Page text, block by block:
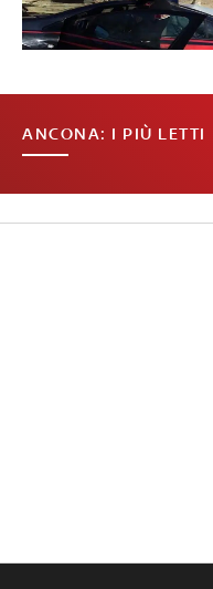
ANCONA: I PIÙ LETTI